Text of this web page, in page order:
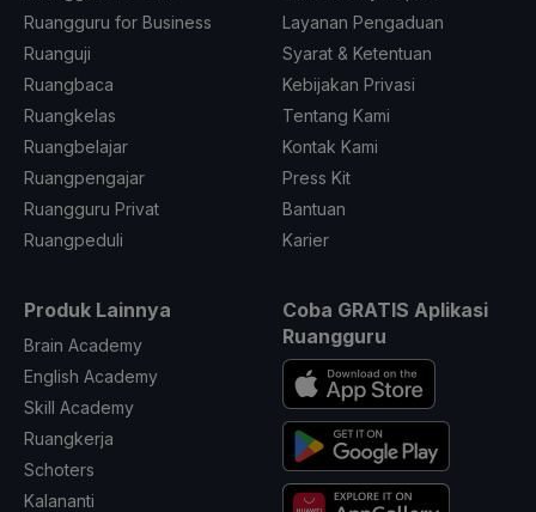
Ruangguru for Business
Ruanguji
Ruangbaca
Ruangkelas
Ruangbelajar
Ruangpengajar
Ruangguru Privat
Ruangpeduli
Layanan Pengaduan
Syarat & Ketentuan
Kebijakan Privasi
Tentang Kami
Kontak Kami
Press Kit
Bantuan
Karier
Produk Lainnya
Brain Academy
English Academy
Skill Academy
Ruangkerja
Schoters
Kalananti
Coba GRATIS Aplikasi
Ruangguru